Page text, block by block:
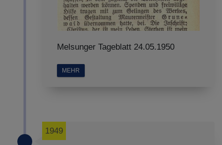
Melsunger Tageblatt 24.05.1950
MEHR
1949